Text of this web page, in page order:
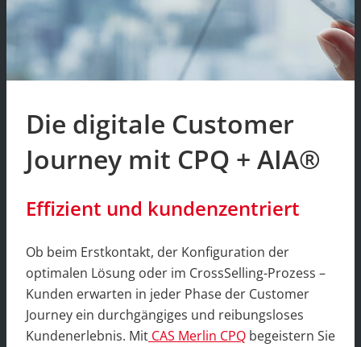
Die digitale Customer
Journey mit CPQ + AIA®
Effizient und kundenzentriert
Ob beim Erstkontakt, der Konfiguration der
optimalen Lösung oder im CrossSelling-Prozess –
Kunden erwarten in jeder Phase der Customer
Journey ein durchgängiges und reibungsloses
Kundenerlebnis. Mit CAS Merlin CPQ begeistern Sie